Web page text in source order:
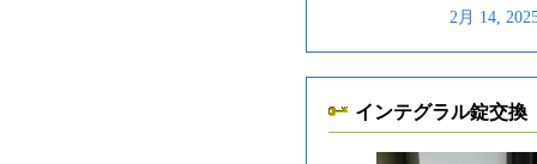
2月 14,
インテグラル錠交換